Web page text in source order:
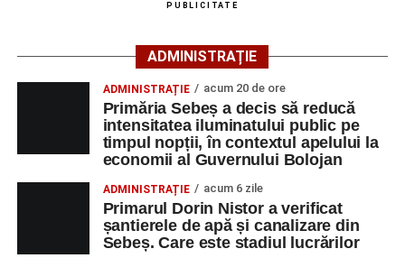
Lista publicată de AJOFM Alba include, pe lângă
denumirea posturilor vacante din Săsciori, și datele de
contact ale angajatorilor, precum numere de telefon și
adrese de e-mail, pentru ca persoanele interesate să
poată solicita detalii despre condițiile de angajare,
programul de lucru și procesul de recrutare.
Mai jos puteți consulta lista completă a locurilor de
muncă disponibile în comuna Săsciori la data de 4
PUBLICITATE
ADMINISTRAȚIE
ADMINISTRAȚIE acum 20 de ore
Primăria Sebeș a decis să reducă
intensitatea iluminatului public pe
timpul nopții, în contextul apelului la
economii al Guvernului Bolojan
ADMINISTRAȚIE acum 6 zile
Primarul Dorin Nistor a verificat
șantierele de apă și canalizare din
Sebeș. Care este stadiul lucrărilor